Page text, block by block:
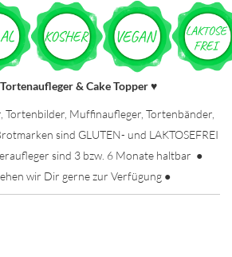
& Cake Topper♥
Tortenbilder, Muffinaufleger, Tortenbänder,
sind GLUTEN- und LAKTOSEFREI
sind 3 bzw. 6 Monate haltbar ●
wir Dir gerne zur Verfügung ●